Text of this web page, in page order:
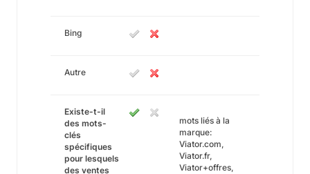
Bing
Autre
Existe-t-il
des mots-
clés
spécifiques
pour lesquels
des ventes
mots liés à la
marque:
Viator.com,
Viator.fr,
Viator+offres,